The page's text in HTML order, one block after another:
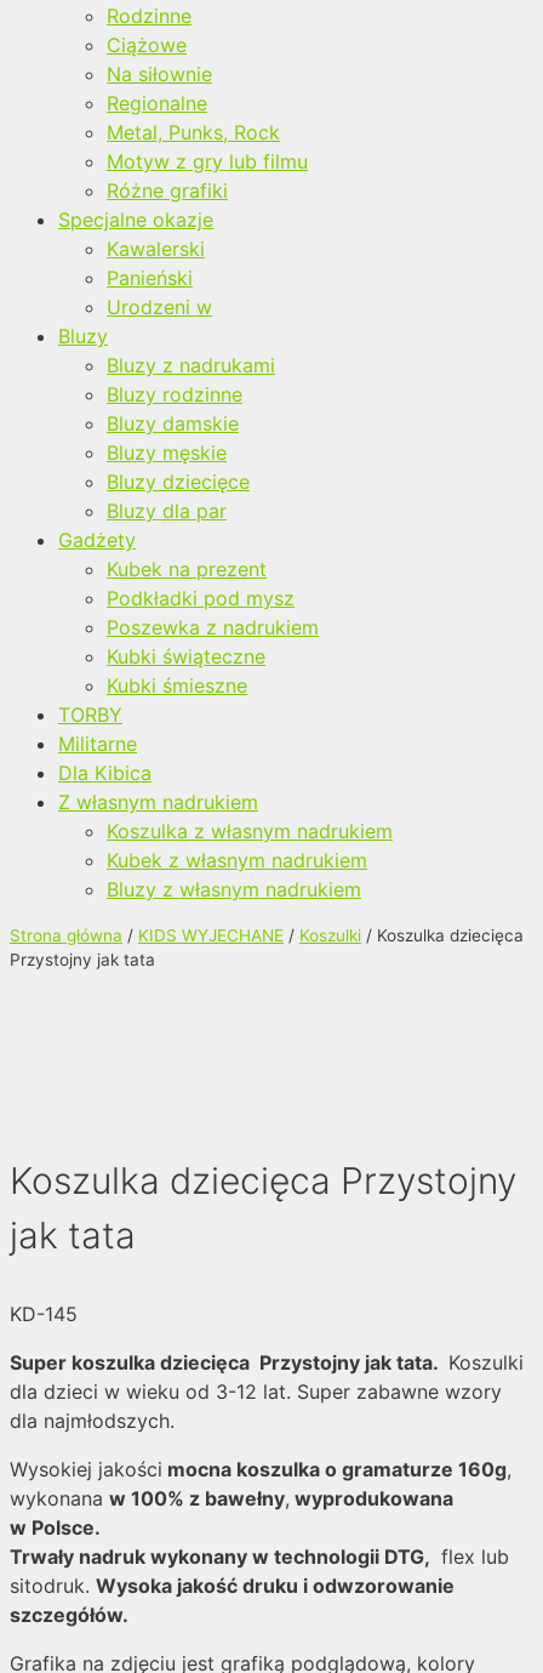
Rodzinne
Ciążowe
Na siłownie
Regionalne
Metal, Punks, Rock
Motyw z gry lub filmu
Różne grafiki
Specjalne okazje
Kawalerski
Panieński
Urodzeni w
Bluzy
Bluzy z nadrukami
Bluzy rodzinne
Bluzy damskie
Bluzy męskie
Bluzy dziecięce
Bluzy dla par
Gadżety
Kubek na prezent
Podkładki pod mysz
Poszewka z nadrukiem
Kubki świąteczne
Kubki śmieszne
TORBY
Militarne
Dla Kibica
Z własnym nadrukiem
Koszulka z własnym nadrukiem
Kubek z własnym nadrukiem
Bluzy z własnym nadrukiem
Strona główna / KIDS WYJECHANE / Koszulki / Koszulka dziecięca
Przystojny jak tata
Koszulka dziecięca Przystojny
jak tata
KD-145
Super koszulka dziecięca Przystojny jak tata. Koszulki
dla dzieci w wieku od 3-12 lat. Super zabawne wzory
dla najmłodszych.
Wysokiej jakości mocna koszulka o gramaturze 160g,
wykonana w 100% z bawełny, wyprodukowana
w Polsce.
Trwały nadruk wykonany w technologii DTG, flex lub
sitodruk. Wysoka jakość druku i odwzorowanie
szczegółów.
Grafika na zdjęciu jest grafiką podglądową, kolory